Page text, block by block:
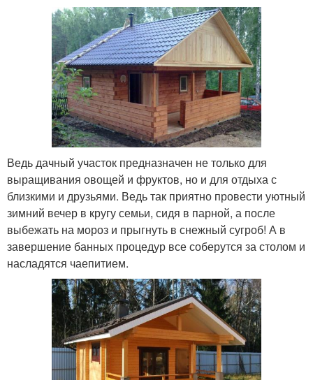
Ведь дачный участок предназначен не только для
выращивания овощей и фруктов, но и для отдыха с
близкими и друзьями. Ведь так приятно провести уютный
зимний вечер в кругу семьи, сидя в парной, а после
выбежать на мороз и прыгнуть в снежный сугроб! А в
завершение банных процедур все соберутся за столом и
насладятся чаепитием.